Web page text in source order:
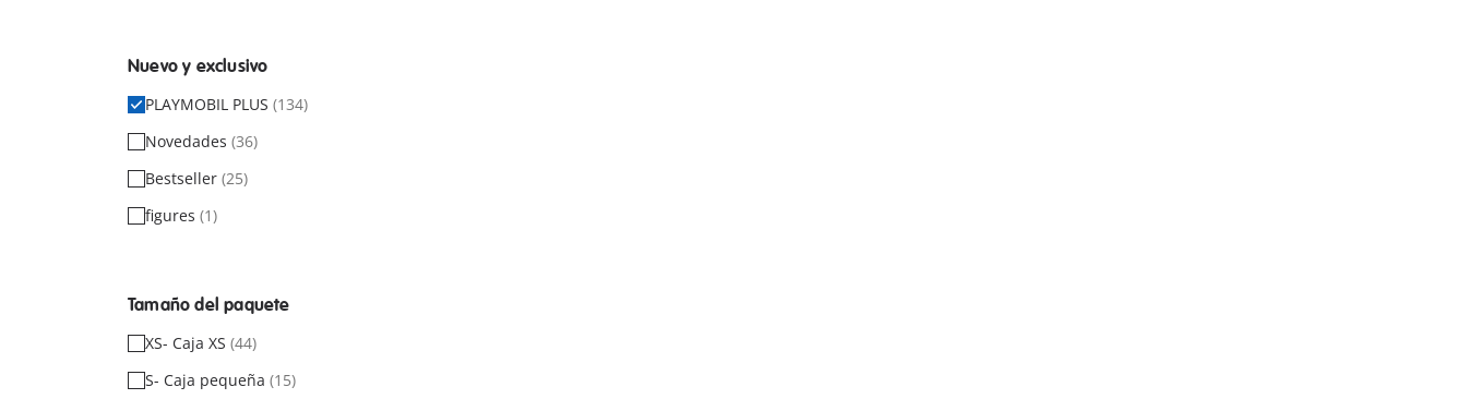
Nuevo y exclusivo
PLAYMOBIL PLUS (134)
Novedades (36)
Bestseller (25)
figures (1)
Tamaño del paquete
XS- Caja XS (44)
S- Caja pequeña (15)